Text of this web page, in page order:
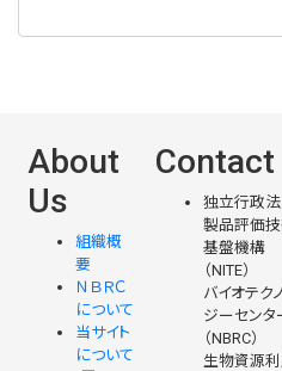
About
Us
組織概
要
ＮＢＲＣ
について
当サイト
について
Contact
独立行政
製品評価
基盤機構
（NITE）
バイオテク
ジーセンタ
（NBRC）
生物資源利